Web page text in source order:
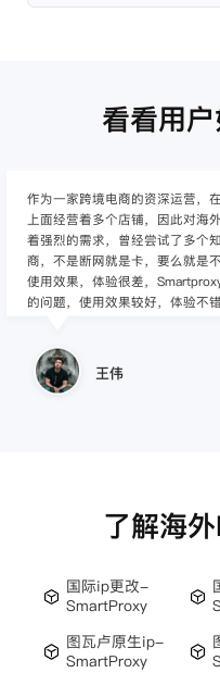
看看用
作为一家跨境电商的资深运营，
上面经营着多个店铺，因此对海
着强烈的需求，曾经尝试了多个
商，不是断网就是卡，要么就是
使用效果，体验很差，
的问题，使用效果较好，体验不
王伟
了解海
国际ip更改-
SmartProxy
图瓦卢原生ip-
SmartProxy